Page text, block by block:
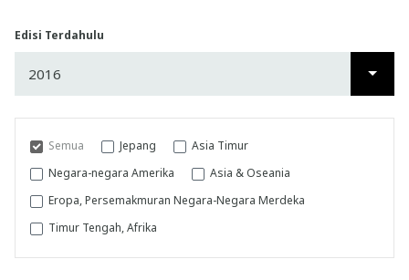
Edisi Terdahulu
2016
2018
2017
Semua Jepang
Asia Timur
Negara-negara Amerika
Asia & Oseania
Eropa, Persemakmuran Negara-Negara Merdeka
Timur Tengah, Afrika